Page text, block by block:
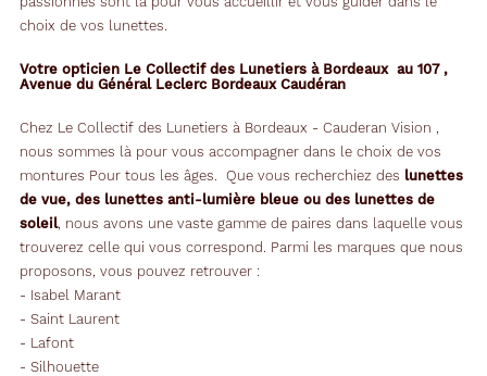
choix de vos lunettes.
Votre opticien Le Collectif des Lunetiers à Bordeaux au 107 ,
Avenue du Général Leclerc Bordeaux Caudéran
Chez Le Collectif des Lunetiers à Bordeaux - Cauderan Vision ,
nous sommes là pour vous accompagner dans le choix de vos
montures Pour tous les âges. Que vous recherchiez des lunettes
de vue, des lunettes anti-lumière bleue ou des lunettes de
soleil, nous avons une vaste gamme de paires dans laquelle vous
trouverez celle qui vous correspond. Parmi les marques que nous
proposons, vous pouvez retrouver :
- Isabel Marant
- Saint Laurent
- Lafont
- Silhouette